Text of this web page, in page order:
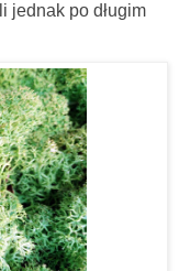
jednak po długim